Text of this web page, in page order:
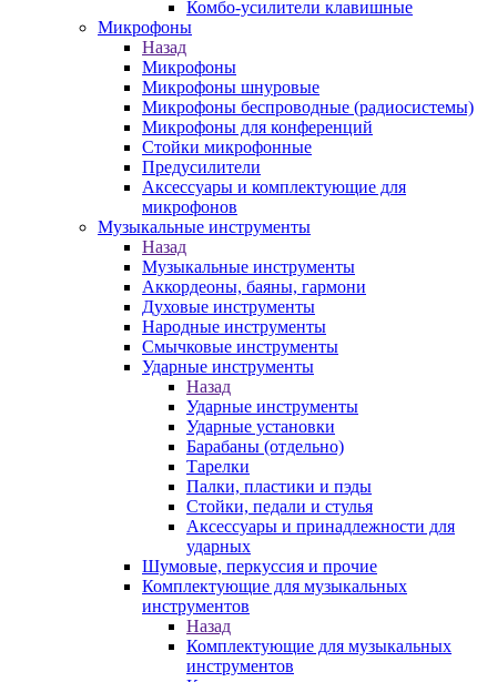
Комбо-усилители клавишные
Микрофоны
Назад
Микрофоны
Микрофоны шнуровые
Микрофоны беспроводные (радиосистемы)
Микрофоны для конференций
Стойки микрофонные
Предусилители
Аксессуары и комплектующие для
микрофонов
Музыкальные инструменты
Назад
Музыкальные инструменты
Аккордеоны, баяны, гармони
Духовые инструменты
Народные инструменты
Смычковые инструменты
Ударные инструменты
Назад
Ударные инструменты
Ударные установки
Барабаны (отдельно)
Тарелки
Палки, пластики и пэды
Стойки, педали и стулья
Аксессуары и принадлежности для
ударных
Шумовые, перкуссия и прочие
Комплектующие для музыкальных
инструментов
Назад
Комплектующие для музыкальных
инструментов